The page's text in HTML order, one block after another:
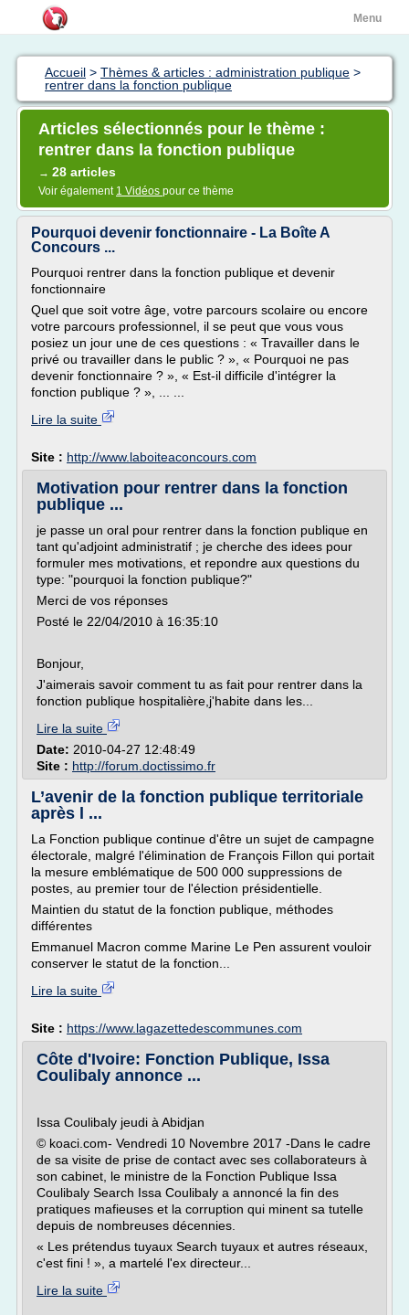
Menu
Accueil > Thèmes & articles : administration publique >
rentrer dans la fonction publique
Articles sélectionnés pour le thème :
rentrer dans la fonction publique
→ 28 articles
Voir également 1 Vidéos pour ce thème
Pourquoi devenir fonctionnaire - La Boîte A
Concours ...
Pourquoi rentrer dans la fonction publique et devenir
fonctionnaire
Quel que soit votre âge, votre parcours scolaire ou encore
votre parcours professionnel, il se peut que vous vous
posiez un jour une de ces questions : « Travailler dans le
privé ou travailler dans le public ? », « Pourquoi ne pas
devenir fonctionnaire ? », « Est-il difficile d'intégrer la
fonction publique ? », ... ...
Lire la suite
Site : http://www.laboiteaconcours.com
Motivation pour rentrer dans la fonction
publique ...
je passe un oral pour rentrer dans la fonction publique en
tant qu'adjoint administratif ; je cherche des idees pour
formuler mes motivations, et repondre aux questions du
type: "pourquoi la fonction publique?"
Merci de vos réponses
Posté le 22/04/2010 à 16:35:10
Bonjour,
J'aimerais savoir comment tu as fait pour rentrer dans la
fonction publique hospitalière,j'habite dans les...
Lire la suite
Date: 2010-04-27 12:48:49
Site : http://forum.doctissimo.fr
L’avenir de la fonction publique territoriale
après l ...
La Fonction publique continue d'être un sujet de campagne
électorale, malgré l'élimination de François Fillon qui portait
la mesure emblématique de 500 000 suppressions de
postes, au premier tour de l'élection présidentielle.
Maintien du statut de la fonction publique, méthodes
différentes
Emmanuel Macron comme Marine Le Pen assurent vouloir
conserver le statut de la fonction...
Lire la suite
Site : https://www.lagazettedescommunes.com
Côte d'Ivoire: Fonction Publique, Issa
Coulibaly annonce ...
Issa Coulibaly jeudi à Abidjan
© koaci.com- Vendredi 10 Novembre 2017 -Dans le cadre
de sa visite de prise de contact avec ses collaborateurs à
son cabinet, le ministre de la Fonction Publique Issa
Coulibaly Search Issa Coulibaly a annoncé la fin des
pratiques mafieuses et la corruption qui minent sa tutelle
depuis de nombreuses décennies.
« Les prétendus tuyaux Search tuyaux et autres réseaux,
c'est fini ! », a martelé l'ex directeur...
Lire la suite